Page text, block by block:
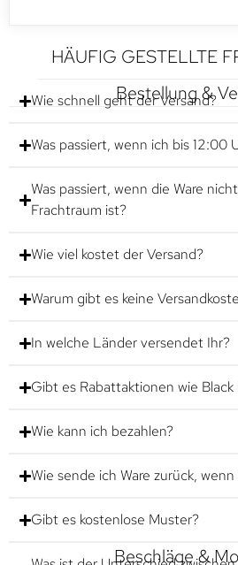
HÄUFIG GESTELLTE
Bestellung &
Wie schnell geht der Versand?
Was passiert, wenn ich bis 12:00
Was passiert, wenn die Ware
Frachtraum ist?
Wie viel kostet der Versand?
Warum gibt es keine
In welche Länder versendet Ihr?
Gibt es Rabattaktionen wie Black
Wie kann ich bezahlen?
Wie sende ich Ware zurück,
Gibt es kostenlose Muster?
Beschläge &